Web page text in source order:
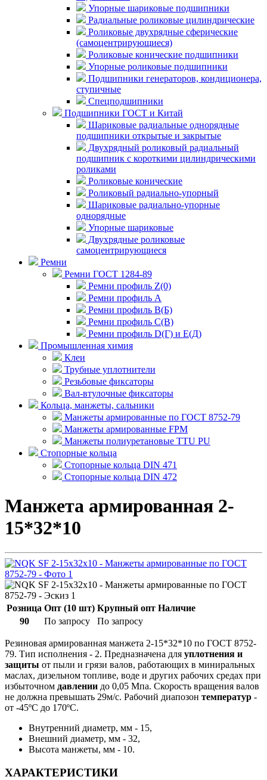
Упорные шариковые подшипники
Радиальные роликовые цилиндрические
Роликовые двухрядные сферические
(самоцентрирующиеся)
Роликовые конические подшипники
Упорные роликовые подшипники
Подшипники генераторов, кондиционера,
ступичные
Спецподшипники
Подшипники ГОСТ и Китай
Шариковые радиальные однорядные
подшипники открытые и закрытые
Двухрядный роликовый радиальный
подшипник с короткими цилиндрическими
роликами
Роликовые конические
Роликовый радиально-упорный
Шариковые радиально-упорные
однорядные
Упорные шариковые
Двухрядные роликовые
самоцентрирующиеся
Ремни
Ремни ГОСТ 1284-89
Ремни профиль Z(0)
Ремни профиль А
Ремни профиль В(Б)
Ремни профиль С(В)
Ремни профиль D(Г) и E(Д)
Промышленная химия
Клеи
Трубные уплотнители
Резьбовые фиксаторы
Вал-втулочные фиксаторы
Кольца, манжеты, сальники
Манжеты армированные по ГОСТ 8752-79
Манжеты армированные FPM
Манжеты полиуретановые TTU PU
Стопорные кольца
Стопорные кольца DIN 471
Стопорные кольца DIN 472
Манжета армированная 2-
15*32*10
Розница Опт (10 шт) Крупный опт Наличие
90
По запросу По запросу
Резиновая армированная манжета 2-15*32*10 по ГОСТ 8752-
79. Тип исполнения - 2. Предназначена для уплотнения и
защиты от пыли и грязи валов, работающих в миниральных
маслах, дизельном топливе, воде и других рабочих средах при
избыточном давлении до 0,05 Мпа. Скорость вращения валов
не должна превышать 29м/с. Рабочий диапозон температур -
от -45ºС до 170ºС.
Внутренний диаметр, мм - 15,
Внешний диаметр, мм - 32,
Высота манжеты, мм - 10.
ХАРАКТЕРИСТИКИ